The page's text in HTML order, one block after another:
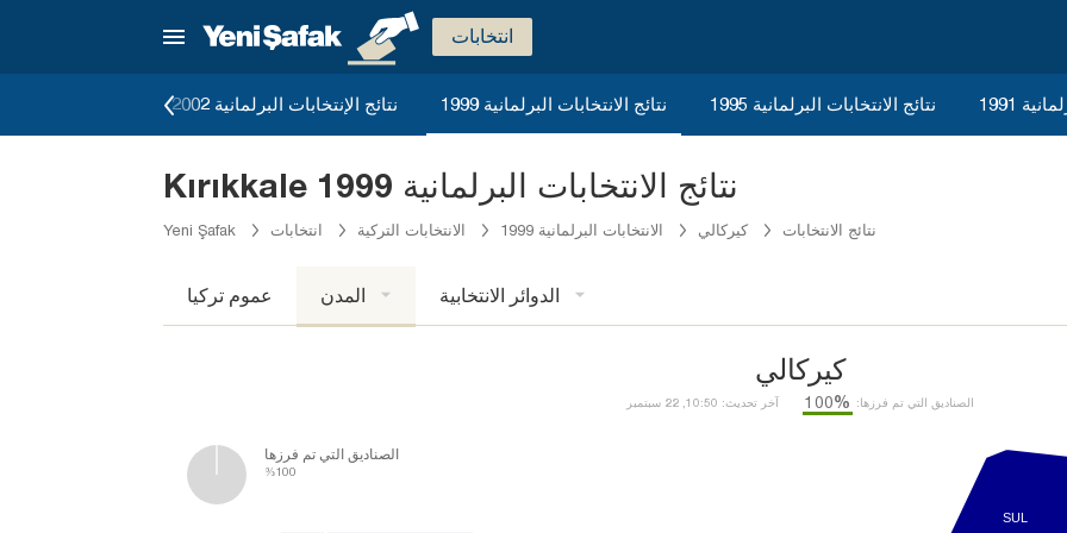
انتخابات
نتائج الإنتخابات البرلمانية 2002 نتائج الانتخابات البرلمانية 1999 نتائج الانتخابات البرلمانية 1995 1991
Kırıkkale نتائج الانتخابات البرلمانية 1999
Yeni Şafak انتخابات الانتخابات التركية الانتخابات البرلمانية 1999 كيركالي نتائج الانتخابات
عموم تركيا المدن الدوائر الانتخابية
كيركالي
آخر تحديث: 10:50, 22 سبتمبر الصناديق التي تم فرزها: %100
الصناديق التي تم فرزها
%100
SUL